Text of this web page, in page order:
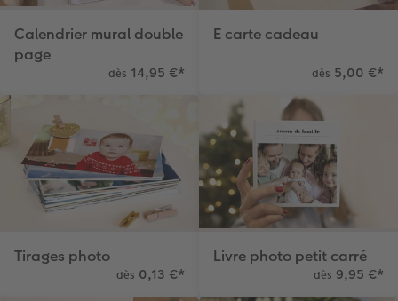
Calendrier mural double
page
dès 14,95 €*
E carte cadeau
dès 5,00 €*
Tirages photo
dès 0,13 €*
Livre photo petit carré
dès 9,95 €*